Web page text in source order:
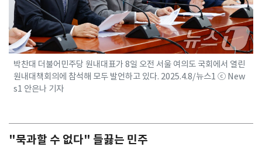
박찬대 더불어민주당 원내대표가 8일 오전 서울 여의도 국회에서 열린
원내대책회의에 참석해 모두 발언하고 있다. 2025.4.8/뉴스1 ⓒ New
s1 안은나 기자
"묵과할 수 없다" 들끓는 민주